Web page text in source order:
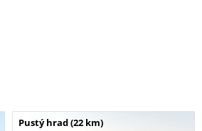
Pustý hrad (22 km)